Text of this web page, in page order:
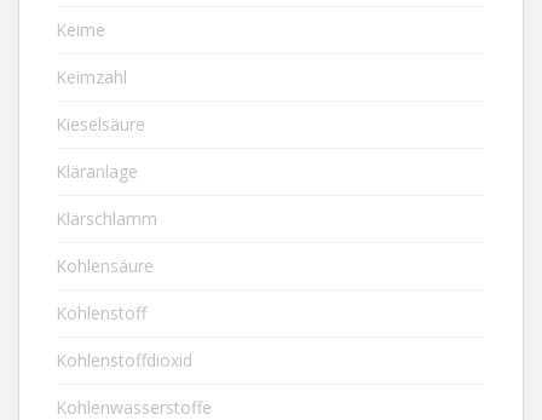
Keime
Keimzahl
Kieselsäure
Kläranlage
Klärschlamm
Kohlensäure
Kohlenstoff
Kohlenstoffdioxid
Kohlenwasserstoffe